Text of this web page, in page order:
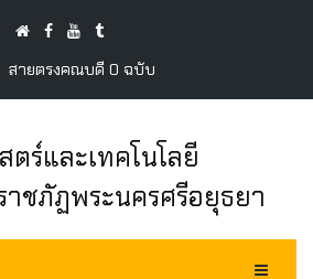
สายตรงคณบดี 0 ฉบับ
ร์และเทคโนโลยี
ชภัฏพระนครศรีอยุธยา
Toggle